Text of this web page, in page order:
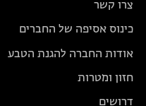
צרו קשר
כינוס אסיפה של החברים
אודות החברה להגנת הטבע
חזון ומטרות
דרושים